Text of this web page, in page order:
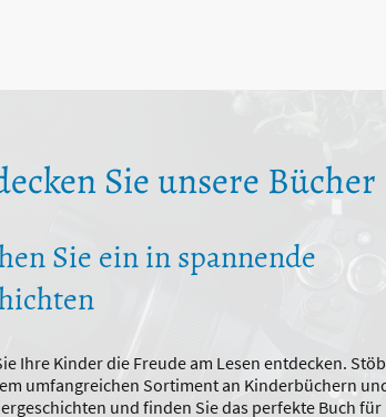
Sie unsere Bücher
Sie ein in spannende
Ihre Kinder die Freude am Lesen entdecken.
umfangreichen Sortiment an Kinderbüchern
und finden Sie das perfekte Buch für